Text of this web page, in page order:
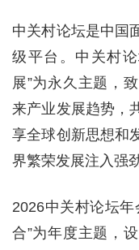
中关村论坛是中国
级平台。中关村
展”为永久主题，
来产业发展趋势，
享全球创新思想和
界繁荣发展注入强
2026中关村论坛
合”为年度主题，